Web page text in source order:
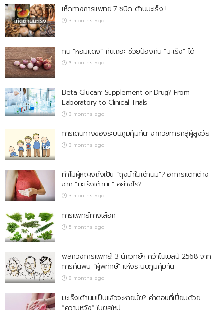
เห็ดทางการแพทย์ 7 ชนิด ต้านมะเร็ง !
3 months ago
กิน “หอมแดง” กันเถอะ ช่วยป้องกัน “มะเร็ง” ได้
3 months ago
Beta Glucan: Supplement or Drug? From
Laboratory to Clinical Trials
3 months ago
การเดินทางของระบบภูมิคุ้มกัน: จากวัยทารกสู่ผู้สูงวัย
3 months ago
ทำไมผู้หญิงถึงเป็น “ถุงน้ำในเต้านม”? อาการแตกต่าง
จาก “มะเร็งเต้านม” อย่างไร?
3 months ago
การแพทย์ทางเลือก
5 months ago
พลิกวงการแพทย์! 3 นักวิทย์ฯ คว้าโนเบลปี 2568 จาก
การค้นพบ “ผู้พิทักษ์” แห่งระบบภูมิคุ้มกัน
8 months ago
มะเร็งเต้านมเป็นแล้วจะหายมั้ย? คำตอบที่เปี่ยมด้วย
“ความหวัง” ในยุคใหม่